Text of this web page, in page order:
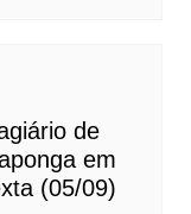
de
em
(05/09)